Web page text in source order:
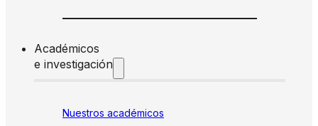
Académicos
e investigación
Nuestros académicos